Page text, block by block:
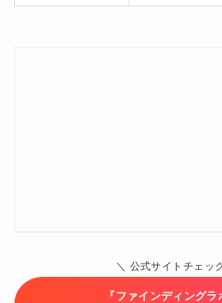
＼ 公式サイトチェッ
『ファインディングラ